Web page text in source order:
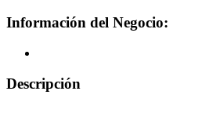
Información del Negocio:
Descripción